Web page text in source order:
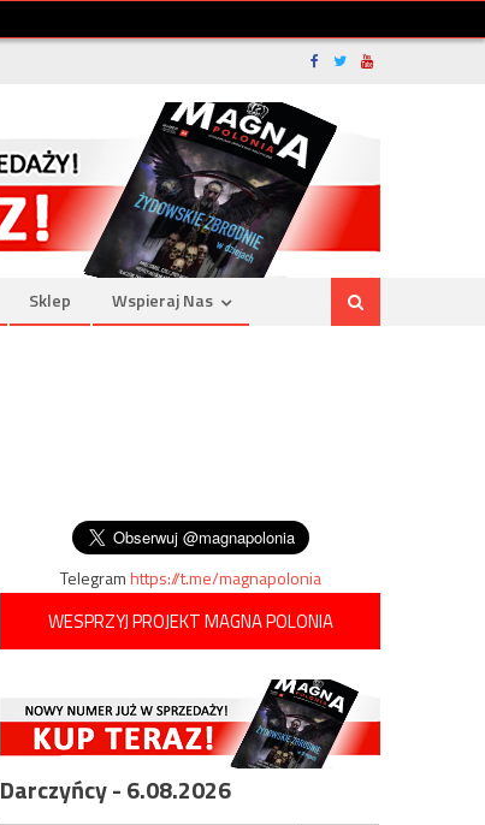
Sklep Wspieraj Nas
Telegramhttps://t.me/magnapolonia
WESPRZYJ PROJEKT MAGNA POLONIA
Darczyńcy - 6.08.2026